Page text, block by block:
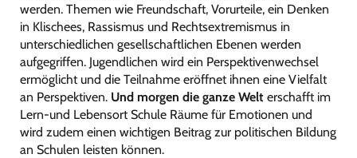
werden. Themen wie Freundschaft, Vorurteile, ein Denken
in Klischees, Rassismus und Rechtsextremismus in
unterschiedlichen gesellschaftlichen Ebenen werden
aufgegriffen. Jugendlichen wird ein Perspektivenwechsel
ermöglicht und die Teilnahme eröffnet ihnen eine Vielfalt
an Perspektiven. Und morgen die ganze Welt erschafft im
Lern-und Lebensort Schule Räume für Emotionen und
wird zudem einen wichtigen Beitrag zur politischen Bildung
an Schulen leisten können.